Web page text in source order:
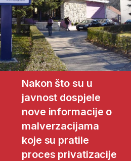
Nakon što su u
javnost dospjele
nove informacije o
malverzacijama
koje su pratile
proces privatizacije